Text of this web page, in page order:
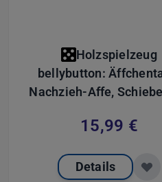
Holzspielzeug
bellybutton:
Nachzieh-Affe,
Glöckchen aus Holz,
15,99 €
Details